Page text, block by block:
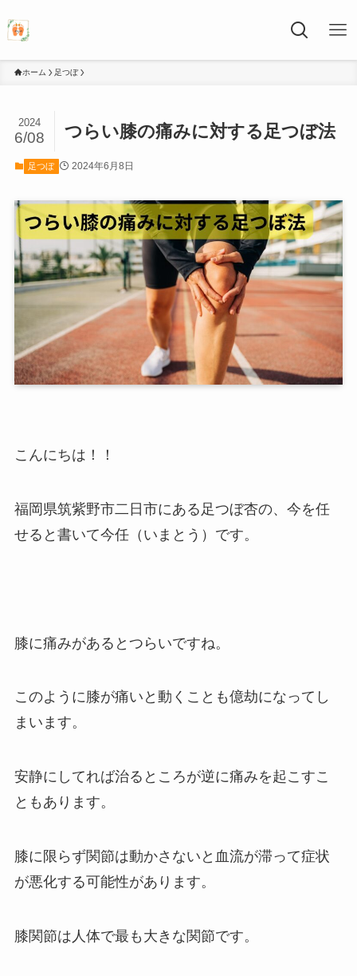
ホーム 足つぼ
つらい膝の痛みに対する足つぼ法
2024
6/08
足つぼ 2024年6月8日
こんにちは！！
福岡県筑紫野市二日市にある足つぼ杏の、今を任
せると書いて今任（いまとう）です。
膝に痛みがあるとつらいですね。
このように膝が痛いと動くことも億劫になってし
まいます。
安静にしてれば治るところが逆に痛みを起こすこ
ともあります。
膝に限らず関節は動かさないと血流が滞って症状
が悪化する可能性があります。
膝関節は人体で最も大きな関節です。